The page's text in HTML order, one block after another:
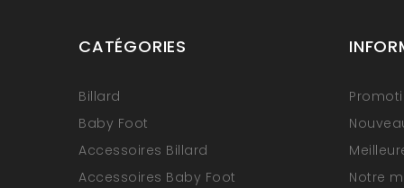
CATÉGORIES
Billard
Baby Foot
Accessoires Billard
Accessoires Baby Foot
Notre